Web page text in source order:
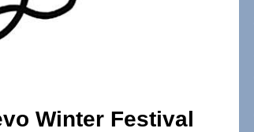
Winter Festival